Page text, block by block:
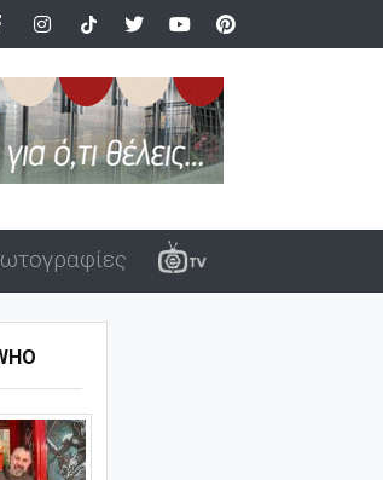
ΑΜΘ (vide...